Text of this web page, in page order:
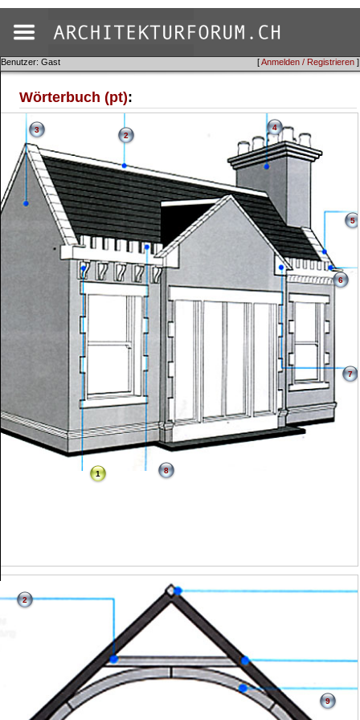
[Anmelden / Registrieren ]
Benutzer: Gast
Wörterbuch (pt):
1
2
3 4
5
6
7
8
2
9